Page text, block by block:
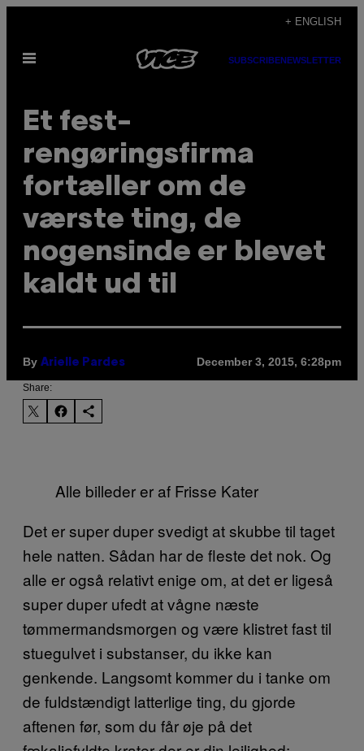
content
+ ENGLISH
Open
SUBSCRIBENEWSLETTER
Et fest-
rengøringsfirma
fortæller om de
værste ting, de
nogensinde er blevet
kaldt ud til
By Arielle Pardes December 3, 2015, 6:28pm
Share:
Alle billeder er af Frisse Kater
Det er super duper svedigt at skubbe til taget
hele natten. Sådan har de fleste det nok. Og
alle er også relativt enige om, at det er ligeså
super duper ufedt at vågne næste
tømmermandsmorgen og være klistret fast til
stuegulvet i substanser, du ikke kan
genkende. Langsomt kommer du i tanke om
de fuldstændigt latterlige ting, du gjorde
aftenen før, som du får øje på det